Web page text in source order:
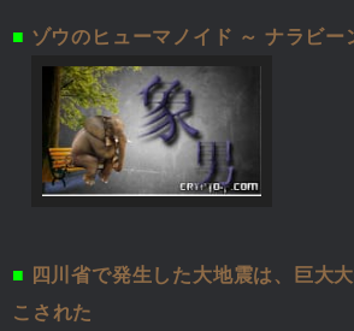
■ ゾウのヒューマノイド ～ ナラビー
■ 四川省で発生した大地震は、巨大
こされた